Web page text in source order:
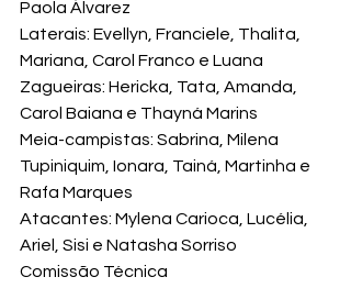
Paola Álvarez
Laterais: Evellyn, Franciele, Thalita,
Mariana, Carol Franco e Luana
Zagueiras: Hericka, Tata, Amanda,
Carol Baiana e Thayná Marins
Meia-campistas: Sabrina, Milena
Tupiniquim, Ionara, Tainá, Martinha e
Rafa Marques
Atacantes: Mylena Carioca, Lucélia,
Ariel, Sisi e Natasha Sorriso
Comissão Técnica